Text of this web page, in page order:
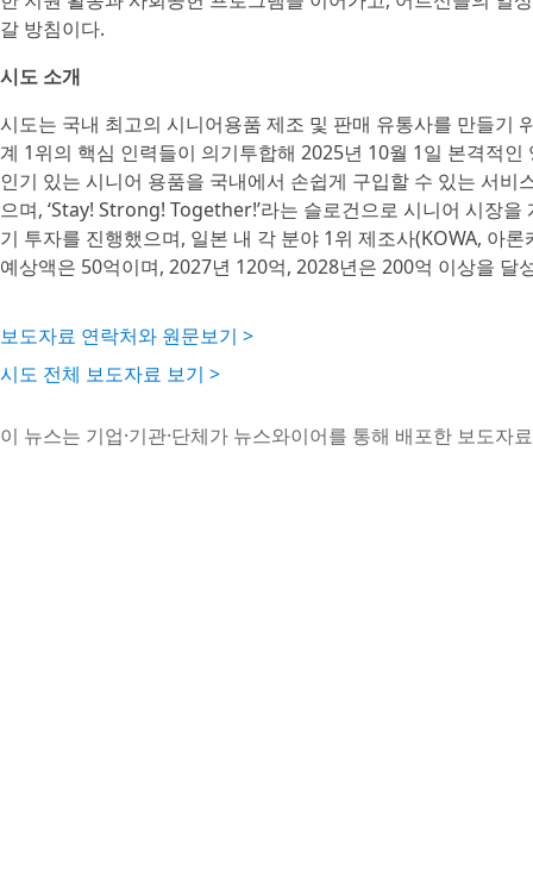
갈 방침이다.
시도 소개
시도는 국내 최고의 시니어용품 제조 및 판매 유통사를 만들기
계 1위의 핵심 인력들이 의기투합해 2025년 10월 1일 본격적
인기 있는 시니어 용품을 국내에서 손쉽게 구입할 수 있는 서
으며, ‘Stay! Strong! Together!’라는 슬로건으로 시니어 시장
기 투자를 진행했으며, 일본 내 각 분야 1위 제조사(KOWA, 아
예상액은 50억이며, 2027년 120억, 2028년은 200억 이상을 달
보도자료 연락처와 원문보기 >
시도 전체 보도자료 보기 >
이 뉴스는 기업·기관·단체가 뉴스와이어를 통해 배포한 보도자